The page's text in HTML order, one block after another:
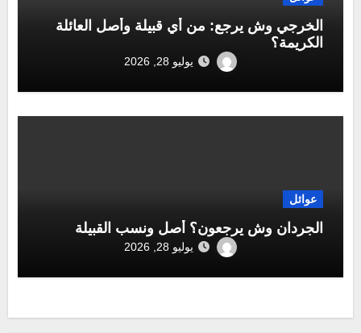
الخرجي وش يرجع: من أي قبيلة وأصل العائلة
الكريمة؟
يوليو 28, 2026
عوائل
الجردان وش يرجعون؟ أصل ونسب القبيلة
يوليو 28, 2026